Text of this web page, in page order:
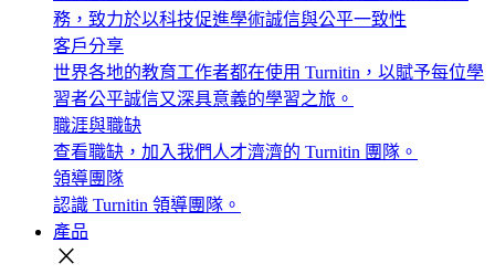
務，致力於以科技促進學術誠信與公平一致性
客戶分享
世界各地的教育工作者都在使用 Turnitin，以賦予每位學
習者公平誠信又深具意義的學習之旅。
職涯與職缺
查看職缺，加入我們人才濟濟的 Turnitin 團隊。
領導團隊
認識 Turnitin 領導團隊。
產品
close